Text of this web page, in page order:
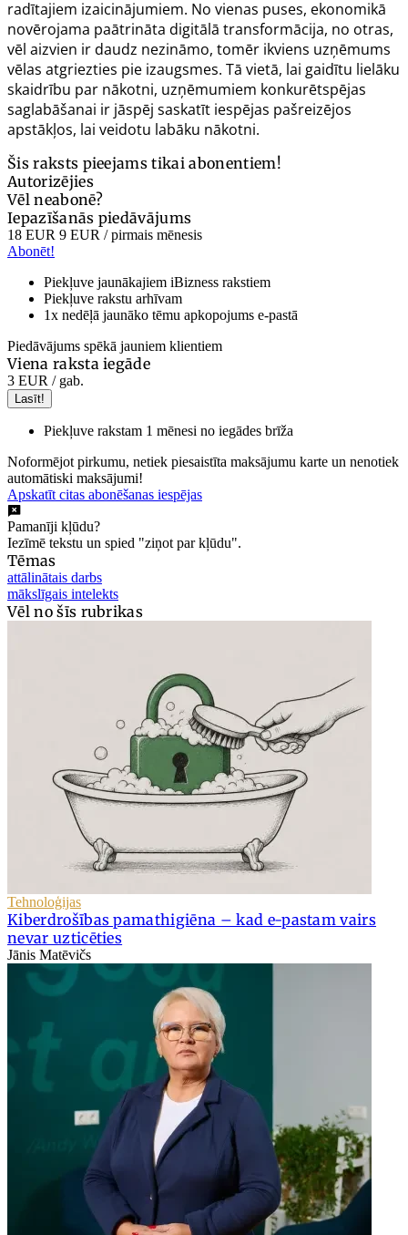
radītajiem izaicinājumiem. No vienas puses, ekonomikā
novērojama paātrināta digitālā transformācija, no otras,
vēl aizvien ir daudz nezināmo, tomēr ikviens uzņēmums
vēlas atgriezties pie izaugsmes. Tā vietā, lai gaidītu lielāku
skaidrību par nākotni, uzņēmumiem konkurētspējas
saglabāšanai ir jāspēj saskatīt iespējas pašreizējos
apstākļos, lai veidotu labāku nākotni.
Šis raksts pieejams tikai abonentiem!
Autorizējies
Vēl neabonē?
Iepazīšanās piedāvājums
18 EUR 9 EUR / pirmais mēnesis
Abonēt!
Piekļuve jaunākajiem iBizness rakstiem
Piekļuve rakstu arhīvam
1x nedēļā jaunāko tēmu apkopojums e-pastā
Piedāvājums spēkā jauniem klientiem
Viena raksta iegāde
3 EUR / gab.
Lasīt!
Piekļuve rakstam 1 mēnesi no iegādes brīža
Noformējot pirkumu, netiek piesaistīta maksājumu karte un nenotiek
automātiski maksājumi!
Apskatīt citas abonēšanas iespējas
Pamanīji kļūdu?
Iezīmē tekstu un spied "ziņot par kļūdu".
Tēmas
attālinātais darbs
mākslīgais intelekts
Vēl no šīs rubrikas
Tehnoloģijas
Kiberdrošības pamathigiēna – kad e-pastam vairs
nevar uzticēties
Jānis Matēvičs